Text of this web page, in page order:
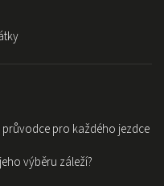
pro každého jezdce
výběru záleží?